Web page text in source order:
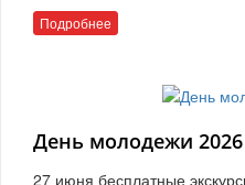
Подробнее
День молодежи 2026
27 июня бесплатные